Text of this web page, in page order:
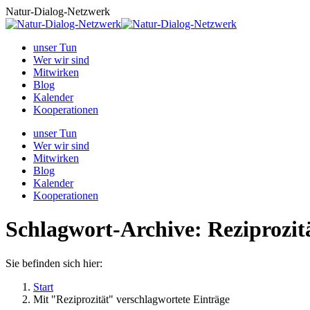
Zum
Inhalt
Natur-Dialog-Netzwerk
unser Tun
Wer wir sind
Mitwirken
Blog
Kalender
Kooperationen
unser Tun
Wer wir sind
Mitwirken
Blog
Kalender
Kooperationen
Schlagwort-Archive:
Sie befinden sich hier:
Start
Mit "Reziprozität" verschlagwortete Einträge